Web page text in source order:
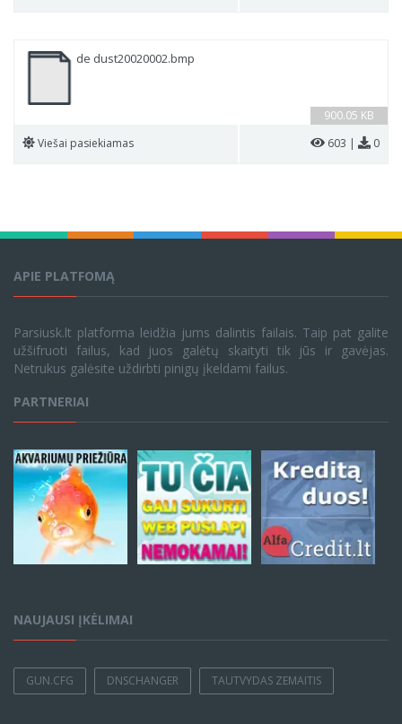
900.05 KB
de dust20020002.bmp
Viešai pasiekiamas 603 | 0
APIE PLATFOMĄ
Parsiusk.lt platforma leidžia jums dalintis failais. Taip pat galite
užšifruoti failus, kad juos galėtų skaityti tik jūs ir gavėjas.
Netrukus galėsite uždirbti pinigų įkeldami failus.
PARTNERIAI
NAUJAUSI ĮKĖLIMAI
GUN.CFG DNSCHANGER TAUTVYDAS ZEMAITIS